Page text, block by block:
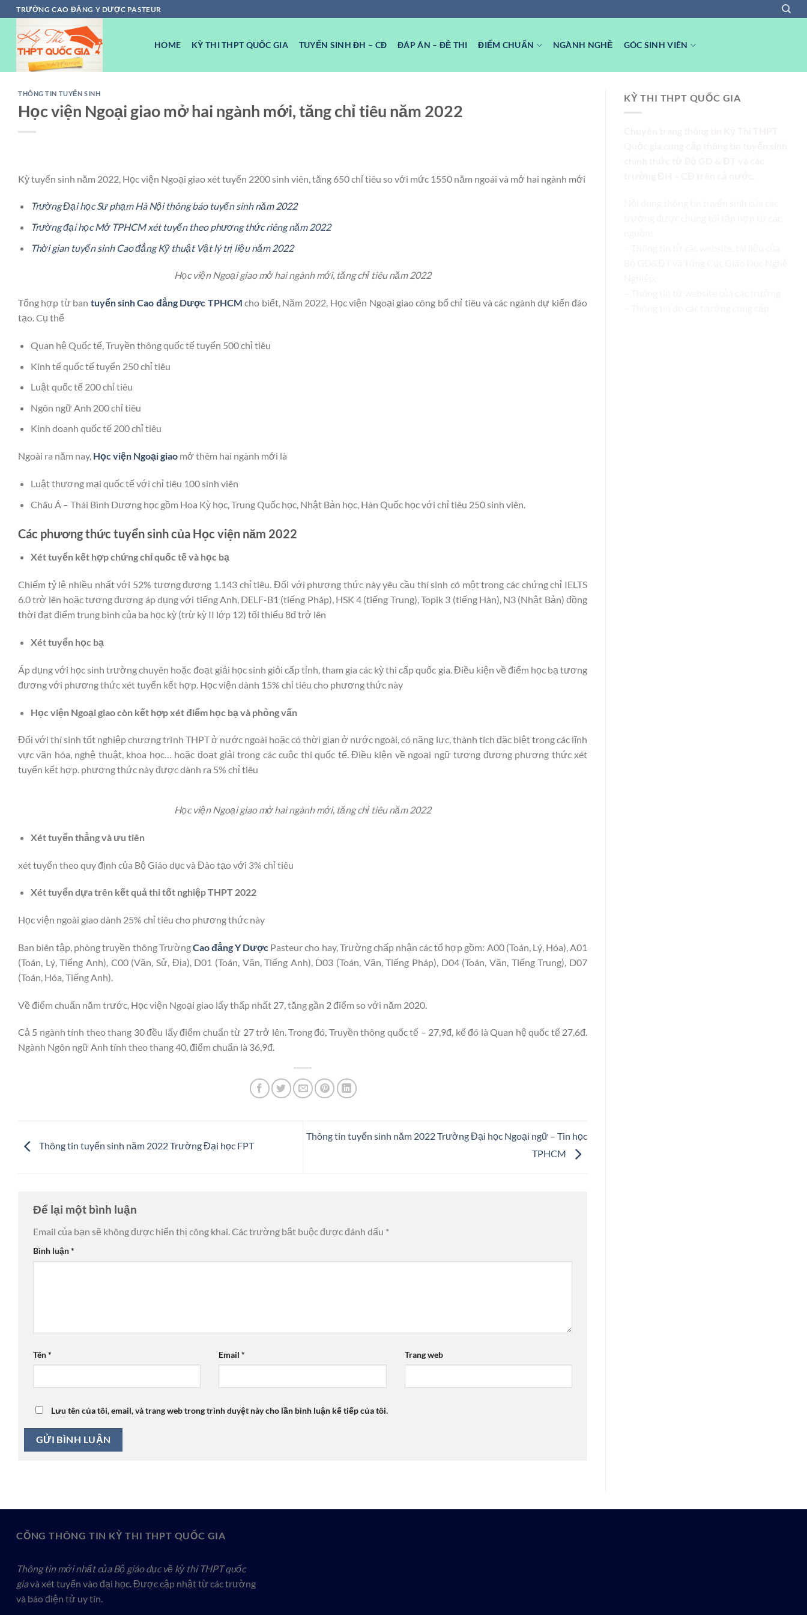
Chuyển
đến
dung
TRƯỜNG CAO ĐẲNG Y DƯỢC PASTEUR
HOME KỲ THI THPT QUỐC GIA TUYỂN SINH ĐH – CĐ ĐÁP ÁN – ĐỀ THI ĐIỂM CHUẨN NGÀNH NGHỀ GÓC SINH VIÊN
THÔNG TIN TUYỂN SINH
Học viện Ngoại giao mở hai ngành mới, tăng chỉ tiêu năm 2022
Kỳ tuyển sinh năm 2022, Học viện Ngoại giao xét tuyển 2200 sinh viên, tăng 650 chỉ tiêu so với mức 1550 năm ngoái và mở hai ngành mới
Trường Đại học Sư phạm Hà Nội thông báo tuyển sinh năm 2022
Trường đại học Mở TPHCM xét tuyển theo phương thức riêng năm 2022
Thời gian tuyển sinh Cao đẳng Kỹ thuật Vật lý trị liệu năm 2022
Học viện Ngoại giao mở hai ngành mới, tăng chỉ tiêu năm 2022
Tổng hợp từ ban tuyển sinh Cao đẳng Dược TPHCM cho biết, Năm 2022, Học viện Ngoại giao công bố chỉ tiêu và các ngành dự kiến đào
tạo. Cụ thể
Quan hệ Quốc tế, Truyền thông quốc tế tuyển 500 chỉ tiêu
Kinh tế quốc tế tuyển 250 chỉ tiêu
Luật quốc tế 200 chỉ tiêu
Ngôn ngữ Anh 200 chỉ tiêu
Kinh doanh quốc tế 200 chỉ tiêu
Ngoài ra năm nay, Học viện Ngoại giao mở thêm hai ngành mới là
Luật thương mại quốc tế với chỉ tiêu 100 sinh viên
Châu Á – Thái Bình Dương học gồm Hoa Kỳ học, Trung Quốc học, Nhật Bản học, Hàn Quốc học với chỉ tiêu 250 sinh viên.
Các phương thức tuyển sinh của Học viện năm 2022
Xét tuyển kết hợp chứng chỉ quốc tế và học bạ
Chiếm tỷ lệ nhiều nhất với 52% tương đương 1.143 chỉ tiêu. Đối với phương thức này yêu cầu thí sinh có một trong các chứng chỉ IELTS
6.0 trở lên hoặc tương đương áp dụng với tiếng Anh, DELF-B1 (tiếng Pháp), HSK 4 (tiếng Trung), Topik 3 (tiếng Hàn), N3 (Nhật Bản) đồng
thời đạt điểm trung bình của ba học kỳ (trừ kỳ II lớp 12) tối thiểu 8đ trở lên
Xét tuyển học bạ
Áp dụng với học sinh trường chuyên hoặc đoạt giải học sinh giỏi cấp tỉnh, tham gia các kỳ thi cấp quốc gia. Điều kiện về điểm học bạ tương
đương với phương thức xét tuyển kết hợp. Học viện dành 15% chỉ tiêu cho phương thức này
Học viện Ngoại giao còn kết hợp xét điểm học bạ và phỏng vấn
Đối với thí sinh tốt nghiệp chương trình THPT ở nước ngoài hoặc có thời gian ở nước ngoài, có năng lực, thành tích đặc biệt trong các lĩnh
vực văn hóa, nghệ thuật, khoa học… hoặc đoạt giải trong các cuộc thi quốc tế. Điều kiện về ngoại ngữ tương đương phương thức xét
tuyển kết hợp. phương thức này được dành ra 5% chỉ tiêu
Học viện Ngoại giao mở hai ngành mới, tăng chỉ tiêu năm 2022
Xét tuyển thẳng và ưu tiên
xét tuyển theo quy định của Bộ Giáo dục và Đào tạo với 3% chỉ tiêu
Xét tuyển dựa trên kết quả thi tốt nghiệp THPT 2022
Học viện ngoài giao dành 25% chỉ tiêu cho phương thức này
Ban biên tập, phòng truyền thông TrườngCao đẳng Y Dược Pasteur cho hay, Trường chấp nhận các tổ hợp gồm: A00 (Toán, Lý, Hóa), A01
(Toán, Lý, Tiếng Anh), C00 (Văn, Sử, Địa), D01 (Toán, Văn, Tiếng Anh), D03 (Toán, Văn, Tiếng Pháp), D04 (Toán, Văn, Tiếng Trung), D07
(Toán, Hóa, Tiếng Anh).
Về điểm chuẩn năm trước, Học viện Ngoại giao lấy thấp nhất 27, tăng gần 2 điểm so với năm 2020.
Cả 5 ngành tính theo thang 30 đều lấy điểm chuẩn từ 27 trở lên. Trong đó, Truyền thông quốc tế – 27,9đ, kế đó là Quan hệ quốc tế 27,6đ.
Ngành Ngôn ngữ Anh tính theo thang 40, điểm chuẩn là 36,9đ.
Thông tin tuyển sinh năm 2022 Trường Đại học FPT
Thông tin tuyển sinh năm 2022 Trường Đại học Ngoại ngữ – Tin học
TPHCM
Để lại một bình luận
Email của bạn sẽ không được hiển thị công khai.Các trường bắt buộc được đánh dấu *
Bình luận*
Tên* Email* Trang web
Lưu tên của tôi, email, và trang web trong trình duyệt này cho lần bình luận kế tiếp của tôi.
KỲ THI THPT QUỐC GIA
CỔNG THÔNG TIN KỲ THI THPT QUỐC GIA
Thông tin mới nhất của Bộ giáo dục về kỳ thi THPT quốc
giavà xét tuyển vào đại học. Được cập nhật từ các trường
và báo điện tử uy tín.